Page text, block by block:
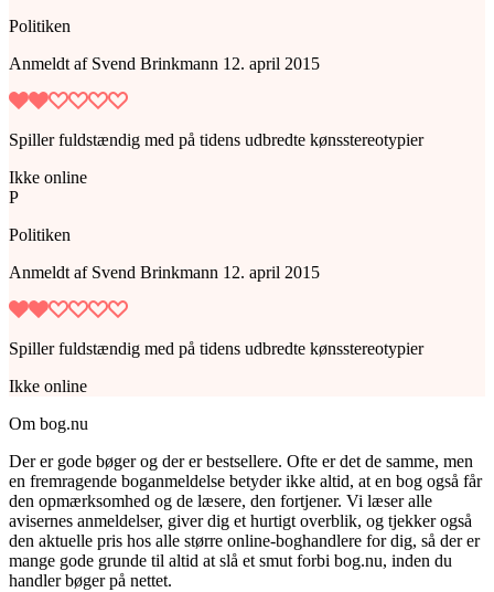
Politiken
Anmeldt af Svend Brinkmann 12. april 2015
Spiller fuldstændig med på tidens udbredte kønsstereotypier
Ikke online
P
Politiken
Anmeldt af Svend Brinkmann 12. april 2015
Spiller fuldstændig med på tidens udbredte kønsstereotypier
Ikke online
Om bog.nu
Der er gode bøger og der er bestsellere. Ofte er det de samme, men
en fremragende boganmeldelse betyder ikke altid, at en bog også får
den opmærksomhed og de læsere, den fortjener. Vi læser alle
avisernes anmeldelser, giver dig et hurtigt overblik, og tjekker også
den aktuelle pris hos alle større online-boghandlere for dig, så der er
mange gode grunde til altid at slå et smut forbi bog.nu, inden du
handler bøger på nettet.